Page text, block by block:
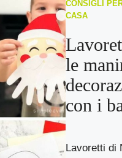
CONSIGLI
CASA
le
con i
Lavoretti di